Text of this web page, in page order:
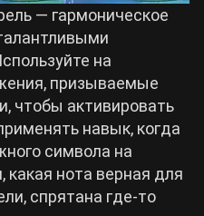
— гармоническое
на
призываемые
чтобы активировать
навык, когда
символа на
какая нота верная для
спрятана где-то